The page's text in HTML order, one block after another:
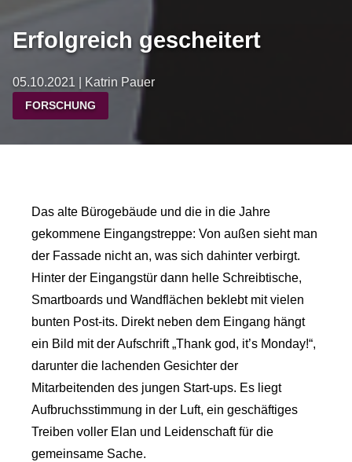
Erfolgreich gescheitert
05.10.2021 | Katrin Pauer
FORSCHUNG
Das alte Bürogebäude und die in die Jahre
gekommene Eingangstreppe: Von außen sieht man
der Fassade nicht an, was sich dahinter verbirgt.
Hinter der Eingangstür dann helle Schreibtische,
Smartboards und Wandflächen beklebt mit vielen
bunten Post-its. Direkt neben dem Eingang hängt
ein Bild mit der Aufschrift „Thank god, it’s Monday!“,
darunter die lachenden Gesichter der
Mitarbeitenden des jungen Start-ups. Es liegt
Aufbruchsstimmung in der Luft, ein geschäftiges
Treiben voller Elan und Leidenschaft für die
gemeinsame Sache.